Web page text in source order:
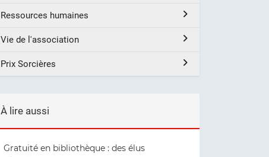
Ressources humaines
Vie de l'association
Prix Sorcières
À lire aussi
Gratuité en bibliothèque : des élus